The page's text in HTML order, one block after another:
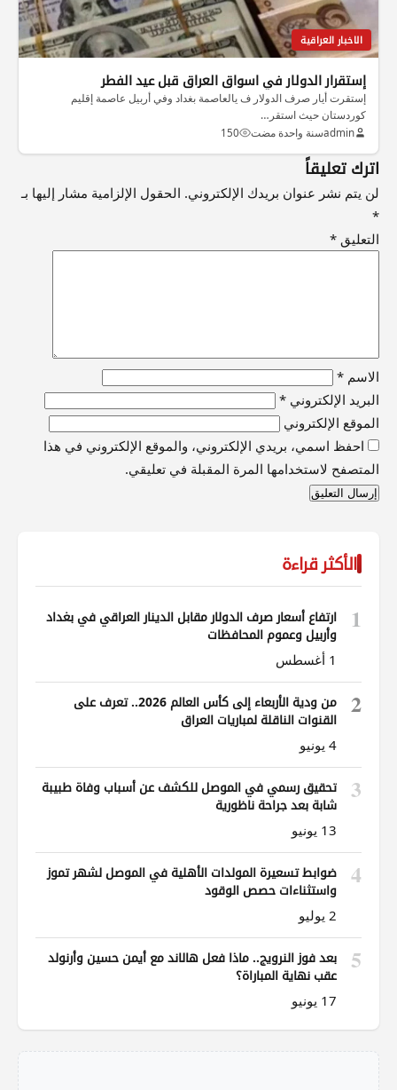
الاخبار العراقية
إستقرار الدولار في اسواق العراق قبل عيد الفطر
إستقرت أيار صرف الدولار ف يالعاصمة بغداد وفي أربيل عاصمة إقليم
كوردستان حيث استقر…
adminسنة واحدة مضت 150
اترك تعليقاً
لن يتم نشر عنوان بريدك الإلكتروني. الحقول الإلزامية مشار إليها بـ
*
التعليق *
الاسم *
البريد الإلكتروني *
الموقع الإلكتروني
احفظ اسمي، بريدي الإلكتروني، والموقع الإلكتروني في هذا
المتصفح لاستخدامها المرة المقبلة في تعليقي.
الأكثر قراءة
1
ارتفاع أسعار صرف الدولار مقابل الدينار العراقي في بغداد
وأربيل وعموم المحافظات
1 أغسطس
2
من ودية الأربعاء إلى كأس العالم 2026.. تعرف على
القنوات الناقلة لمباريات العراق
4 يونيو
3
تحقيق رسمي في الموصل للكشف عن أسباب وفاة طبيبة
شابة بعد جراحة ناظورية
13 يونيو
4
ضوابط تسعيرة المولدات الأهلية في الموصل لشهر تموز
واستثناءات حصص الوقود
2 يوليو
5
بعد فوز النرويج.. ماذا فعل هالاند مع أيمن حسين وأرنولد
عقب نهاية المباراة؟
17 يونيو